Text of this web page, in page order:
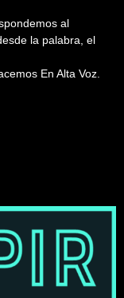
al
la palabra, el
En Alta Voz.